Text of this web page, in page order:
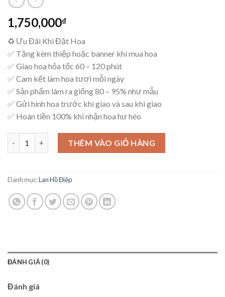
1,750,000₫
♻ Ưu Đãi Khi Đặt Hoa
✅ Tặng kèm thiệp hoặc banner khi mua hoa
✅ Giao hoa hỏa tốc 60 – 120 phút
✅ Cam kết làm hoa tươi mỗi ngày
✅ Sản phẩm làm ra giống 80 – 95% như mẫu
✅ Gửi hình hoa trước khi giao và sau khi giao
✅ Hoàn tiền 100% khi nhận hoa hư héo
Lan Hồ Điệp Lạc Thần – HD24 số lượng
THÊM VÀO GIỎ HÀNG
Danh mục:Lan Hồ Điệp
ĐÁNH GIÁ (0)
Đánh giá